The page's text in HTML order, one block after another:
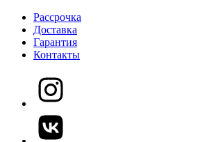
Рассрочка
Доставка
Гарантия
Контакты